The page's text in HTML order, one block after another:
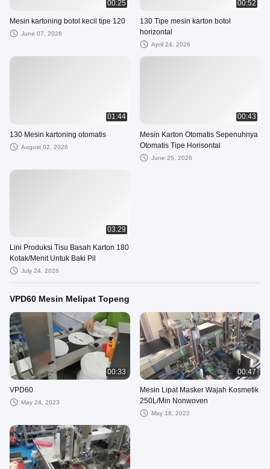
00:25
Mesin kartoning botol kecil tipe 120
June 07, 2026
00:52
130 Tipe mesin karton botol
horizontal
April 24, 2026
01:44
130 Mesin kartoning otomatis
August 02, 2026
00:43
Mesin Karton Otomatis Sepenuhnya
Otomatis Tipe Horisontal
June 25, 2026
03:29
Lini Produksi Tisu Basah Karton 180
Kotak/Menit Untuk Baki Pil
July 24, 2026
VPD60 Mesin Melipat Topeng
00:33
VPD60
May 24, 2023
00:47
Mesin Lipat Masker Wajah Kosmetik
250L/Min Nonwoven
May 18, 2022